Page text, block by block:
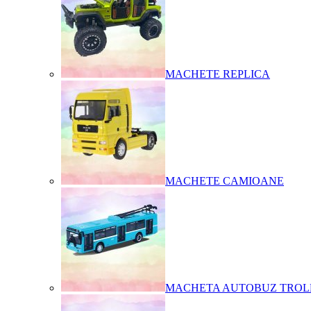
MACHETE REPLICA
MACHETE CAMIOANE
MACHETA AUTOBUZ